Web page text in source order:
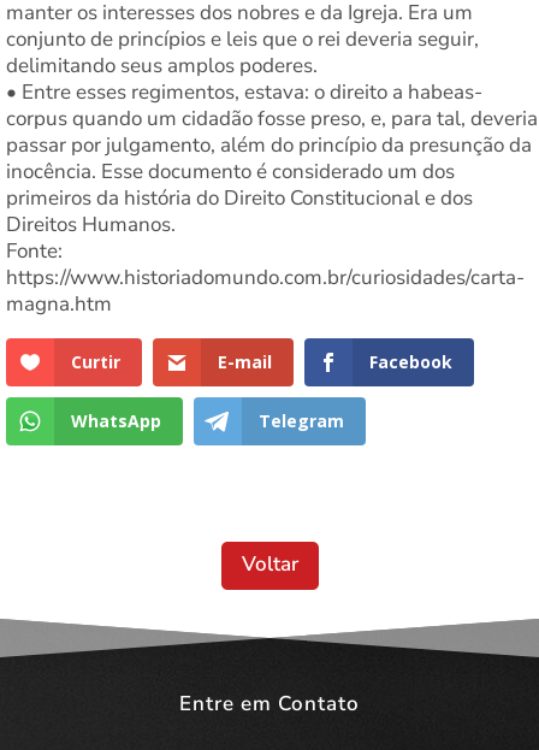
manter os interesses dos nobres e da Igreja. Era um
conjunto de princípios e leis que o rei deveria seguir,
delimitando seus amplos poderes.
• Entre esses regimentos, estava: o direito a habeas-
corpus quando um cidadão fosse preso, e, para tal, deveria
passar por julgamento, além do princípio da presunção da
inocência. Esse documento é considerado um dos
primeiros da história do Direito Constitucional e dos
Direitos Humanos.
Fonte:
https://www.historiadomundo.com.br/curiosidades/carta-
magna.htm
Curtir E-mail Facebook
WhatsApp Telegram
Voltar
Entre em Contato